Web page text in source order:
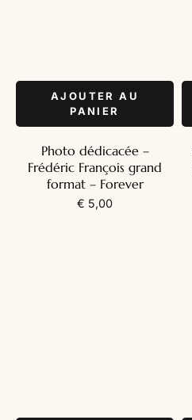
AJOUTER AU
PANIER
Photo dédicacée –
Frédéric François grand
format – Forever
€ 5,00